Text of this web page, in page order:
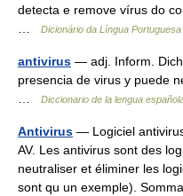
detecta e remove vírus do
Dicionário da Língua Portuguesa
antivirus — adj. Inform.
presencia de virus y puede
Diccionario de la lengua
Antivirus — Logiciel
AV. Les antivirus sont des
neutraliser et éliminer les
sont qu un exemple).